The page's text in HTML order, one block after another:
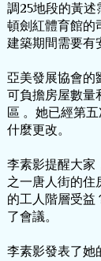
調25地段的黃述
頓劍紅體育館的
建築期間需要有
亞美發展協會的
可負擔房屋數量
區 。她已經第
什麼更改。
李素影提醒大家
之一唐人街的住
的工人階層受益
了會議。
李素影發表了她